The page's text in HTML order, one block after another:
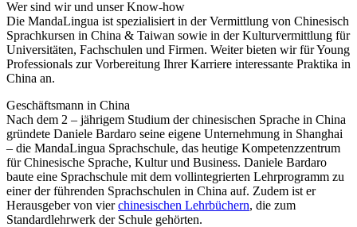
Wer sind wir und unser Know-how
Die MandaLingua ist spezialisiert in der Vermittlung von Chinesisch
Sprachkursen in China & Taiwan sowie in der Kulturvermittlung für
Universitäten, Fachschulen und Firmen. Weiter bieten wir für Young
Professionals zur Vorbereitung Ihrer Karriere interessante Praktika in
China an.
Geschäftsmann in China
Nach dem 2 – jährigem Studium der chinesischen Sprache in China
gründete Daniele Bardaro seine eigene Unternehmung in Shanghai
– die MandaLingua Sprachschule, das heutige Kompetenzzentrum
für Chinesische Sprache, Kultur und Business. Daniele Bardaro
baute eine Sprachschule mit dem vollintegrierten Lehrprogramm zu
einer der führenden Sprachschulen in China auf. Zudem ist er
Herausgeber von vierchinesischen Lehrbüchern, die zum
Standardlehrwerk der Schule gehörten.